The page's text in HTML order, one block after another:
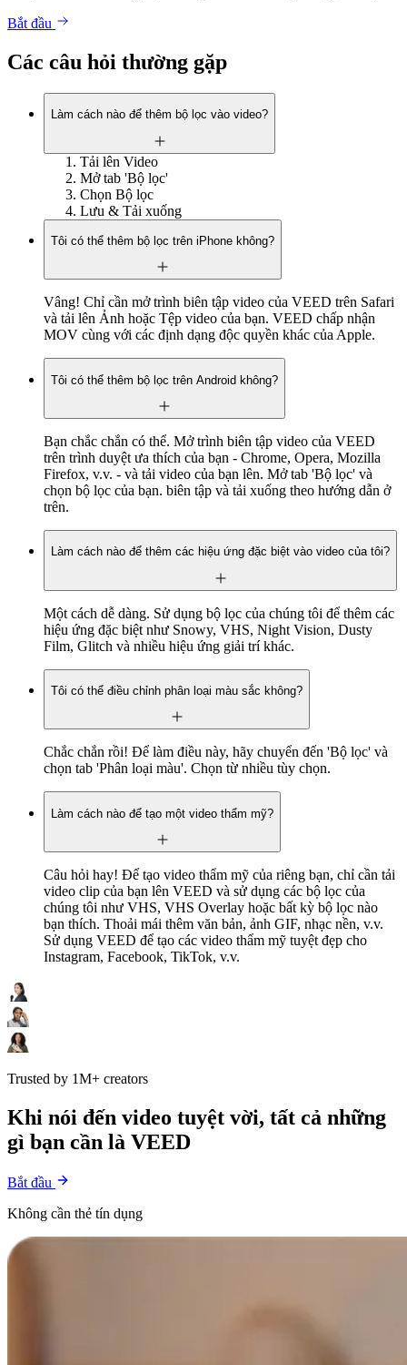
Bắt đầu
Các câu hỏi thường gặp
Làm cách nào để thêm bộ lọc vào video?
Tải lên Video
Mở tab 'Bộ lọc'
Chọn Bộ lọc
Lưu & Tải xuống
Tôi có thể thêm bộ lọc trên iPhone không?
Vâng! Chỉ cần mở trình biên tập video của VEED trên Safari
và tải lên Ảnh hoặc Tệp video của bạn. VEED chấp nhận
MOV cùng với các định dạng độc quyền khác của Apple.
Tôi có thể thêm bộ lọc trên Android không?
Bạn chắc chắn có thể. Mở trình biên tập video của VEED
trên trình duyệt ưa thích của bạn - Chrome, Opera, Mozilla
Firefox, v.v. - và tải video của bạn lên. Mở tab 'Bộ lọc' và
chọn bộ lọc của bạn. biên tập và tải xuống theo hướng dẫn ở
trên.
Làm cách nào để thêm các hiệu ứng đặc biệt vào video của tôi?
Một cách dễ dàng. Sử dụng bộ lọc của chúng tôi để thêm các
hiệu ứng đặc biệt như Snowy, VHS, Night Vision, Dusty
Film, Glitch và nhiều hiệu ứng giải trí khác.
Tôi có thể điều chỉnh phân loại màu sắc không?
Chắc chắn rồi! Để làm điều này, hãy chuyển đến 'Bộ lọc' và
chọn tab 'Phân loại màu'. Chọn từ nhiều tùy chọn.
Làm cách nào để tạo một video thẩm mỹ?
Câu hỏi hay! Để tạo video thẩm mỹ của riêng bạn, chỉ cần tải
video clip của bạn lên VEED và sử dụng các bộ lọc của
chúng tôi như VHS, VHS Overlay hoặc bất kỳ bộ lọc nào
bạn thích. Thoải mái thêm văn bản, ảnh GIF, nhạc nền, v.v.
Sử dụng VEED để tạo các video thẩm mỹ tuyệt đẹp cho
Instagram, Facebook, TikTok, v.v.
Trusted by 1M+ creators
Khi nói đến video tuyệt vời, tất cả những
gì bạn cần là VEED
Bắt đầu
Không cần thẻ tín dụng